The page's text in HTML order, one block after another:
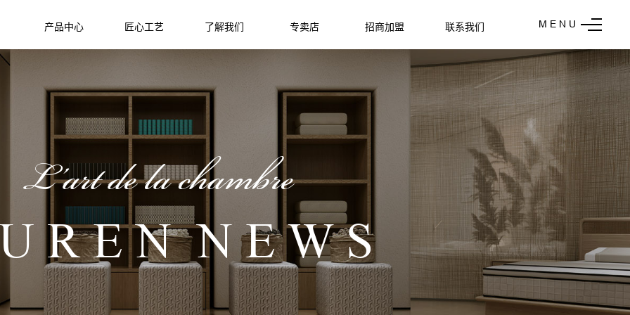
M E N U
产品中心 匠心工艺 了解我们 专卖店 招商加盟 联系我们
L’art de la chambre
R E N N E W S